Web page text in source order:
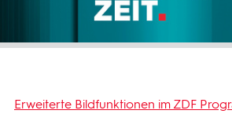
Erweiterte Bildfunktionen im ZDF